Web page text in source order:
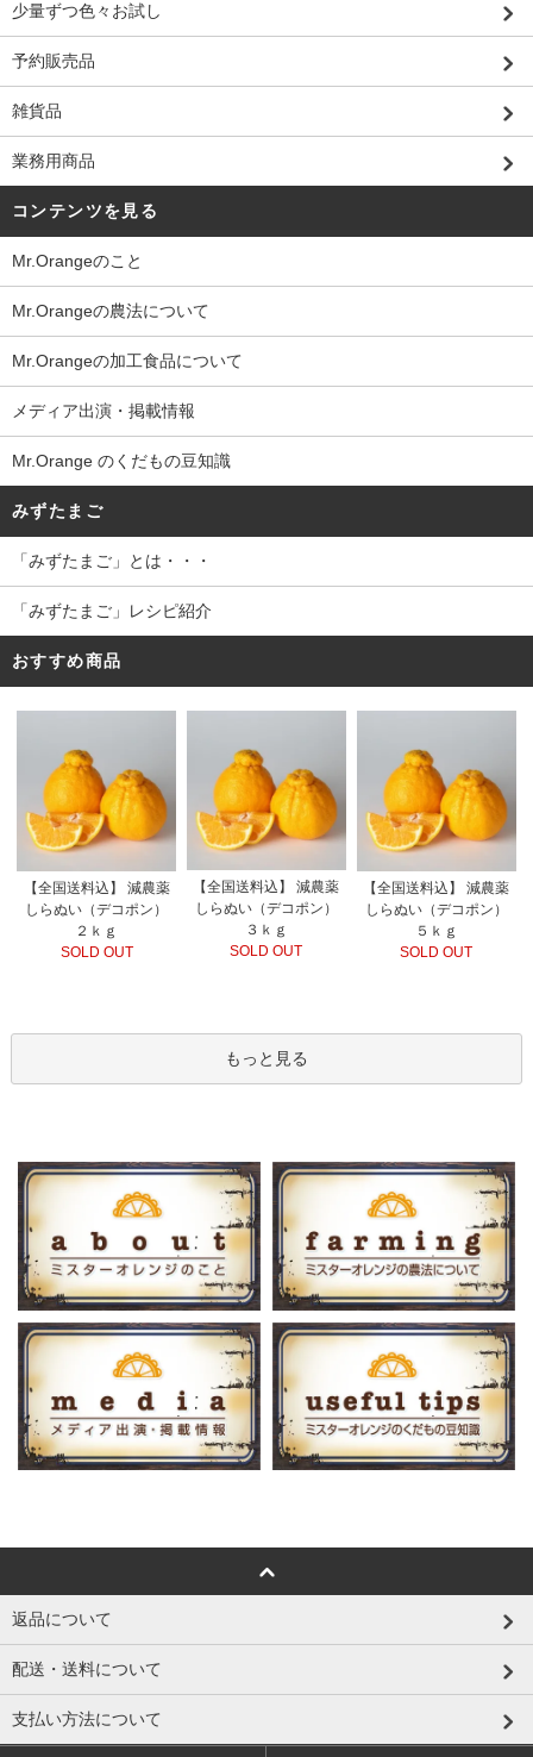
少量ずつ色々お試し
予約販売品
雑貨品
業務用商品
コンテンツを見る
Mr.Orangeのこと
Mr.Orangeの農法について
Mr.Orangeの加工食品について
メディア出演・掲載情報
Mr.Orange のくだもの豆知識
みずたまご
「みずたまご」とは・・・
「みずたまご」レシピ紹介
おすすめ商品
【全国送料込】 減農薬
しらぬい（デコポン）
２ｋｇ
SOLD OUT
【全国送料込】 減農薬
しらぬい（デコポン）
３ｋｇ
SOLD OUT
【全国送料込】 減農薬
しらぬい（デコポン）
５ｋｇ
SOLD OUT
もっと見る
返品について
配送・送料について
支払い方法について